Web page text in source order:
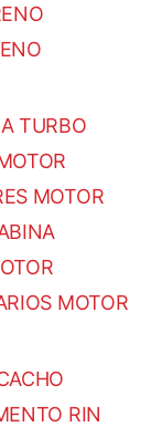
TURBO
MOTOR
MOTOR
RIN